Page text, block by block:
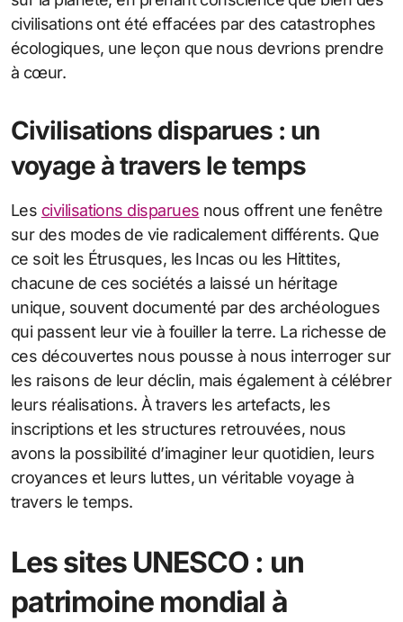
civilisations ont été effacées par des catastrophes
écologiques, une leçon que nous devrions prendre
à cœur.
Civilisations disparues : un
voyage à travers le temps
Les civilisations disparues nous offrent une fenêtre
sur des modes de vie radicalement différents. Que
ce soit les Étrusques, les Incas ou les Hittites,
chacune de ces sociétés a laissé un héritage
unique, souvent documenté par des archéologues
qui passent leur vie à fouiller la terre. La richesse de
ces découvertes nous pousse à nous interroger sur
les raisons de leur déclin, mais également à célébrer
leurs réalisations. À travers les artefacts, les
inscriptions et les structures retrouvées, nous
avons la possibilité d’imaginer leur quotidien, leurs
croyances et leurs luttes, un véritable voyage à
travers le temps.
Les sites UNESCO : un
patrimoine mondial à